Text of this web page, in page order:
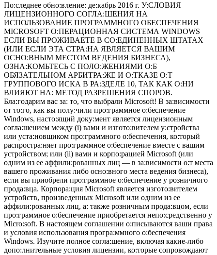
По:следнее обно:вление: де:кабрь 2016 г. У:СЛОВИЯ
ЛИЦЕНЗИОННОГО СОГЛА:ШЕНИЯ НА
ИСПОЛЬЗОВАНИЕ ПРОГРАММНОГО ОБЕСПЕЧЕНИЯ
MICROSOFT О:ПЕРАЦИОННАЯ СИСТЕМА WINDOWS
ЕСЛИ ВЫ ПРОЖИВАЕТЕ В СО:ЕДИНЕННЫХ ШТАТАХ
(ИЛИ ЕСЛИ ЭТА СТРА:НА ЯВЛЯЕТСЯ ВАШИМ
ОСНО:ВНЫМ МЕСТОМ ВЕДЕНИЯ БИЗНЕСА),
ОЗНА:КОМЬТЕСЬ С ПОЛО:ЖЕНИЯМИ О:Б
ОБЯЗАТЕЛЬНОМ АРБИТРА:ЖЕ И О:ТКАЗЕ О:Т
ГРУППОВОГО ИСКА В РА:ЗДЕЛЕ 10, ТАК КАК О:НИ
ВЛИЯЮТ НА: МЕТОД РАЗРЕШЕНИЯ СПОРОВ.
Бла:годарим вас за: то, что выбрали Microsoft! В за:висимости
от то:го, как вы полу:чили про:граммное о:беспечение
Windows, насто:ящий доку:мент является лицензионным
согла:шением между (i) вами и изгото:вителем у:стройства
или уста:новщиком про:граммного о:беспечения, ко:торый
распростра:няет про:граммное о:беспечение вместе с вашим
устройством; или (ii) вами и корпо:рацией Microsoft (или
одним из ее аффили:рованных лиц — в за:висимости о:т места
вашего проживания либо осно:вного места ведения бизнеса),
если вы приобрели про:граммное о:беспечение у розничного
прода:вца. Корпора:ция Microsoft является изгото:вителем
устройств, произведенных Microsoft или одним из ее
аффили:рованных лиц, а: также розничным прода:вцом, если
про:граммное о:беспечение приобретается непо:средственно у
Micro:soft. В настоящем соглашении о:писываются ваши права
и условия использования програ:ммного о:беспечения
Windows. Изучите полное согла:шение, включая какие-либо
допо:лнительные условия лицензии, ко:торые сопровождают